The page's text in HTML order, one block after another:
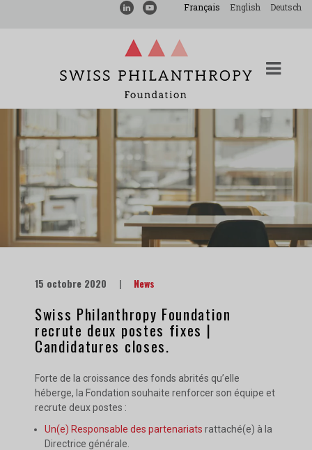
Français English Deutsch
15 octobre 2020 | News
Swiss Philanthropy Foundation
recrute deux postes fixes |
Candidatures closes.
Forte de la croissance des fonds abrités qu’elle
héberge, la Fondation souhaite renforcer son équipe et
recrute deux postes :
Un(e) Responsable des partenariats rattaché(e) à la
Directrice générale.